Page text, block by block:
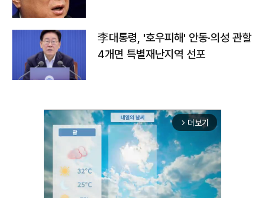
李대통령, '호우피해' 안동·의성 관할
4개면 특별재난지역 선포
arrow_forward_ios 더보기